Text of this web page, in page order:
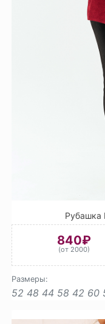
Рубашка
840₽
(от 2000)
Размеры:
52 48 44 58 42 60